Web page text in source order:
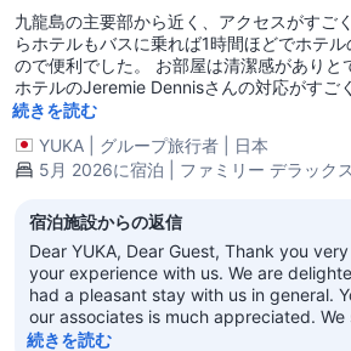
九龍島の主要部から近く、アクセスがすご
らホテルもバスに乗れば1時間ほどでホテ
ので便利でした。 お部屋は清潔感がありと
ホテルのJeremie Dennisさんの対応がすご
スムーズにできるよう対応してくれました
続きを読む
YUKA
グループ旅行者
日本
5月 2026に宿泊 | ファミリー デラック
宿泊施設からの返信
Dear YUKA, Dear Guest, Thank you
your experience with us. We are
had a pleasant stay with us in general.
our associates is much appreciated. We
forward to welcoming you back in the
続きを読む